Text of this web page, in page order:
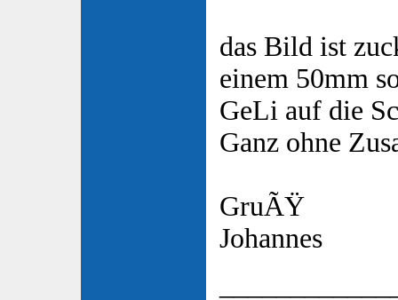
das Bild ist
einem 50mm
GeLi auf die
Ganz ohne
GruÃŸ
Johannes